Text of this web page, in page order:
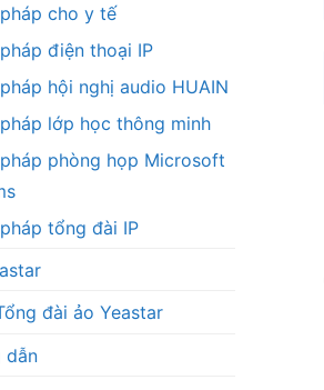
cho y tế
điện thoại IP
hội nghị audio HUAIN
lớp học thông minh
phòng họp Microsoft
tổng đài IP
đài ảo Yeastar
dẫn